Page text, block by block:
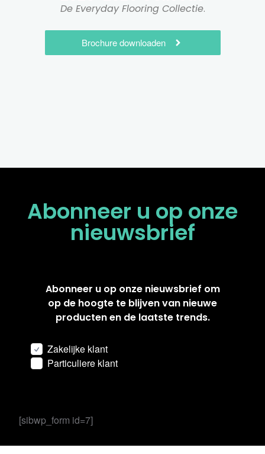
De Everyday Flooring Collectie.
Brochure downloaden
Abonneer u op onze
nieuwsbrief
Abonneer u op onze nieuwsbrief om
op de hoogte te blijven van nieuwe
producten en de laatste trends.
Zakelijke klant
Particuliere klant
[sibwp_form id=7]